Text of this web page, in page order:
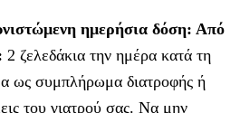
ημερήσια δόση: Από
2 ζελεδάκια την ημέρα κατά τη
ως συμπλήρωμα διατροφής ή
του γιατρού σας. Να μην